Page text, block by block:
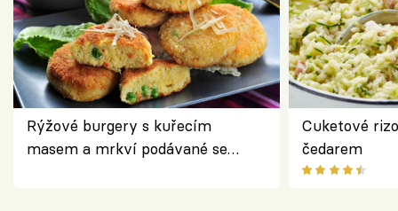
Rýžové burgery s kuřecím
masem a mrkví podávané se
Cuketové
čedarem